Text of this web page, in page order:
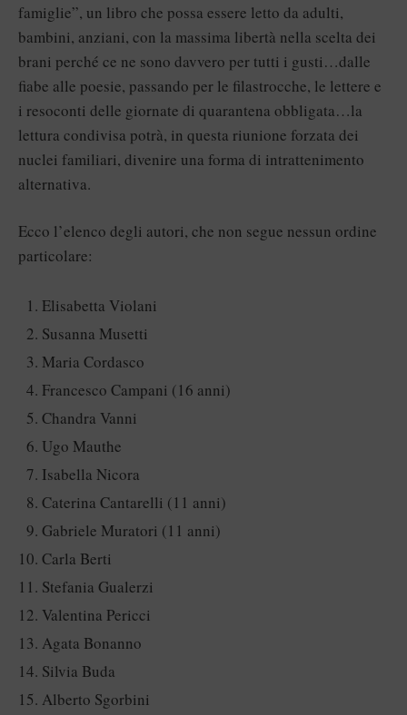
famiglie”, un libro che possa essere letto da adulti,
bambini, anziani, con la massima libertà nella scelta dei
brani perché ce ne sono davvero per tutti i gusti…dalle
fiabe alle poesie, passando per le filastrocche, le lettere e
i resoconti delle giornate di quarantena obbligata…la
lettura condivisa potrà, in questa riunione forzata dei
nuclei familiari, divenire una forma di intrattenimento
alternativa.
Ecco l’elenco degli autori, che non segue nessun ordine
particolare:
Elisabetta Violani
Susanna Musetti
Maria Cordasco
Francesco Campani (16 anni)
Chandra Vanni
Ugo Mauthe
Isabella Nicora
Caterina Cantarelli (11 anni)
Gabriele Muratori (11 anni)
Carla Berti
Stefania Gualerzi
Valentina Pericci
Agata Bonanno
Silvia Buda
Alberto Sgorbini